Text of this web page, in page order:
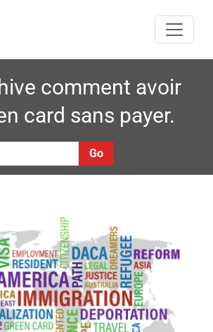
comment avoir
card sans payer.
Go